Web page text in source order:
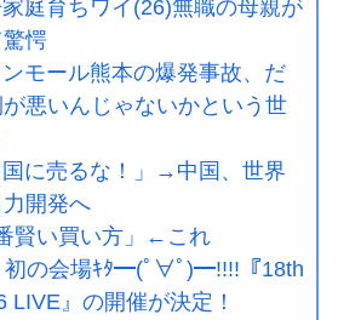
庭育ちワイ(26)無職の母親が
愕
ンモール熊本の爆発事故、だ
悪いんじゃないかという世
国に売るな！」→中国、世界
開発へ
賢い買い方」←これ
初の会場ｷﾀ━(ﾟ∀ﾟ)━!!!!『18th
LIVE』の開催が決定！